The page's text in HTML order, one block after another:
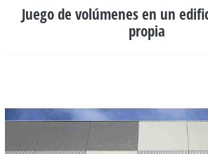
Juego de volúmenes en un
propia